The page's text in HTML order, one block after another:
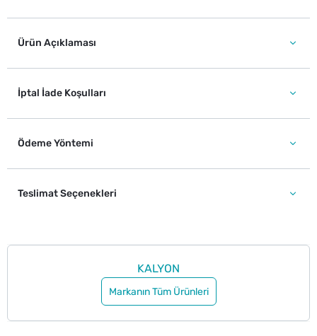
Ürün Açıklaması
İptal İade Koşulları
Ödeme Yöntemi
Teslimat Seçenekleri
KALYON
Markanın Tüm Ürünleri